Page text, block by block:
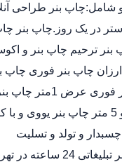
شامل:چاپ بنر طراحی
در یک روز.چاپ بنر
بنر ترحیم چاپ بنر و
چاپ بنر فوری چاپ
متر 3 متر 4 متر و 5 متر چاپ بنر
و تولد و تسلیت
چاپ بنر تسلیت بنر تبلیغاتی